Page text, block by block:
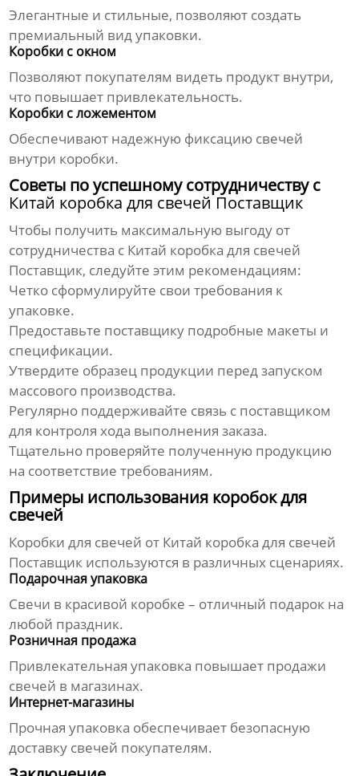
Элегантные и стильные, позволяют создать
премиальный вид упаковки.
Коробки с окном
Позволяют покупателям видеть продукт внутри,
что повышает привлекательность.
Коробки с ложементом
Обеспечивают надежную фиксацию свечей
внутри коробки.
Советы по успешному сотрудничеству с
Китай коробка для свечей Поставщик
Чтобы получить максимальную выгоду от
сотрудничества с Китай коробка для свечей
Поставщик, следуйте этим рекомендациям:
Четко сформулируйте свои требования к
упаковке.
Предоставьте поставщику подробные макеты и
спецификации.
Утвердите образец продукции перед запуском
массового производства.
Регулярно поддерживайте связь с поставщиком
для контроля хода выполнения заказа.
Тщательно проверяйте полученную продукцию
на соответствие требованиям.
Примеры использования коробок для
свечей
Коробки для свечей от Китай коробка для свечей
Поставщик используются в различных сценариях.
Подарочная упаковка
Свечи в красивой коробке – отличный подарок на
любой праздник.
Розничная продажа
Привлекательная упаковка повышает продажи
свечей в магазинах.
Интернет-магазины
Прочная упаковка обеспечивает безопасную
доставку свечей покупателям.